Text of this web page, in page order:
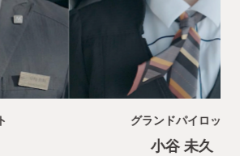
グランドパイロット
小谷 未久